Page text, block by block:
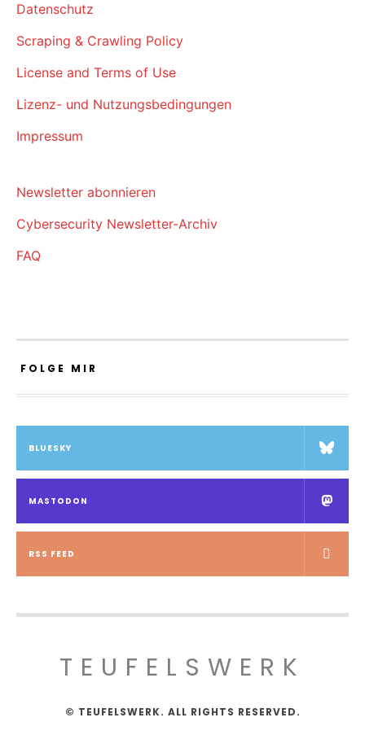
Datenschutz
Scraping & Crawling Policy
License and Terms of Use
Lizenz- und Nutzungsbedingungen
Impressum
Newsletter abonnieren
Cybersecurity Newsletter-Archiv
FAQ
FOLGE MIR
BLUESKY
MASTODON
RSS FEED
TEUFELSWERK
© TEUFELSWERK. ALL RIGHTS RESERVED.